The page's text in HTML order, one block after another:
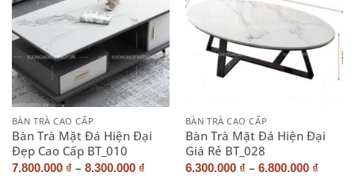
BÀN TRÀ CAO CẤP
Bàn Trà Mặt Đá Hiện Đại
Đẹp Cao Cấp BT_010
7.800.000 ₫ – 8.300.000 ₫
BÀN TRÀ CAO CẤP
Bàn Trà Mặt Đá Hiện Đại
Giá Rẻ BT_028
6.300.000 ₫ – 6.800.000 ₫